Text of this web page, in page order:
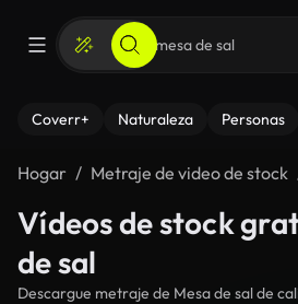
Coverr+ Naturaleza Personas
Hogar Metraje de video de stock
Vídeos de stock
de sal
Descargue metraje de Mesa de sal de